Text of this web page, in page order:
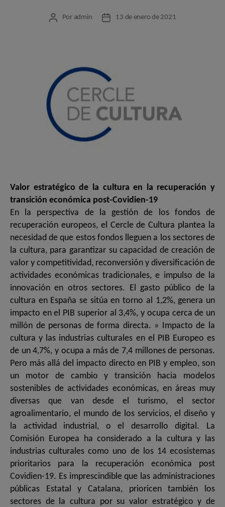
Autor
Por admin
Fecha13 de enero de 2021
Valor estratégico de la cultura en la recuperación y
transición económica post-Covidien-19
En la perspectiva de la gestión de los fondos de
recuperación europeos, el Cercle de Cultura plantea la
necesidad de que estos fondos lleguen a los sectores de
la cultura, para garantizar su capacidad de creación de
valor y competitividad, reconversión y diversificación de
actividades económicas tradicionales, e impulso de la
innovación en otros sectores. El gasto público de la
cultura en España se sitúa en torno al 1,2%, genera un
impacto en el PIB superior al 3,4%, y ocupa cerca de un
millón de personas de forma directa. » Impacto de la
cultura y las industrias culturales en el PIB Europeo es
de un 4,7%, y ocupa a más de 7,4 millones de personas.
Pero más allá del impacto directo en PIB y empleo, son
un motor de cambio y transición hacia modelos
sostenibles de actividades económicas, en áreas muy
diversas que van desde el turismo, el sector
agroalimentario, el mundo de los servicios, el diseño y
la actividad industrial, o el desarrollo digital. La
Comisión Europea ha considerado a la cultura y las
industrias culturales como uno de los 14 ecosistemas
prioritarios para la recuperación económica post
Covidien-19. Es imprescindible que las administraciones
públicas Estatal y Catalana, prioricen también los
sectores de la cultura por su valor estratégico y de